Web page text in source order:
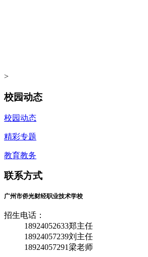
>
校园动态
校园动态
精彩专题
教育教务
联系方式
广州市侨光财经职业技术学校
招生电话：
18924052633郑主任
18924057239刘主任
18924057291梁老师